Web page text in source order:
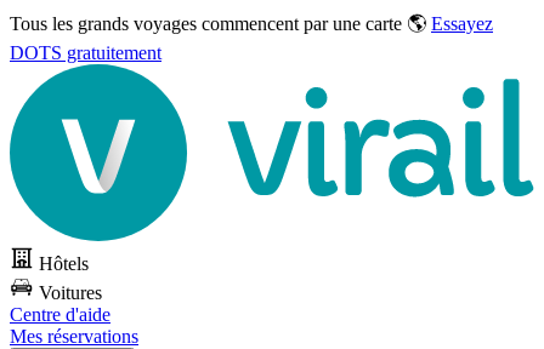
Tous les grands voyages commencent par une carte 🌎 Essayez
DOTS gratuitement
Hôtels
Voitures
Centre d'aide
Mes réservations